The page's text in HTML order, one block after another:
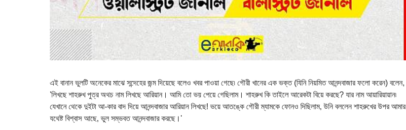
এই বানান ভুলটি অনেকের মাঝে সন্দেহের জন্ম দিয়েছে বলেও খবর পাওয়া গেছে৷ গৌরী খানের এক ভক্ত (যিনি নিয়মিত আনন্দবাজার ফলো করেন) বলেন,
'লিখছে শাহরুখ পুত্র অথচ নাম লিখছে আরিয়ান। আমি তো ভয় পেয়ে গেছিলাম। শাহরুখ কি তাইলে আরেকটা বিয়ে করছে? যার নাম আয়ারিয়ায়ান৷
যেখানে থেকে দুইটা আ-কার বাদ দিয়ে আনন্দবাজার আরিয়ান লিখছে! ভয়ে আতঙ্কে গৌরী ম্যামকে ফোনও দিছিলাম, উনি বললেন শাহরুখের উপর আমার
যথেষ্ট বিশ্বাস আছে, ভুল সম্ভবত আনন্দবাজার করছে।'